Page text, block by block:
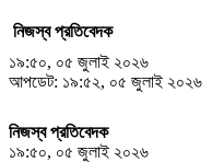
নিজস্ব প্রতিবেদক
১৯:৫০, ০৫ জুলাই ২০২৬
আপডেট: ১৯:৫২, ০৫ জুলাই ২০২৬
নিজস্ব প্রতিবেদক
১৯:৫০, ০৫ জুলাই ২০২৬